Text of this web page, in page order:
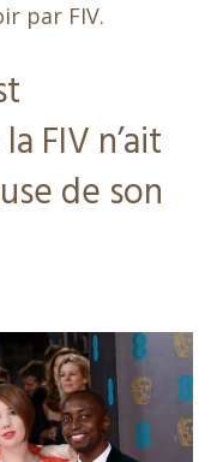
par FIV.
FIV n’ait
de son